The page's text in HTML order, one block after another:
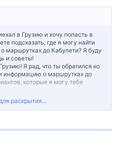
в Грузию и хочу попасть в
подсказать, где я могу найти
маршрутках до Кабулети? Я буду
и советы!
Я рад, что ты обратился ко
информацию о маршрутках до
которые я могу тебе
к местным жителям или
автовокзалы или автобусные
отправляются маршрутки до
раскрытия...